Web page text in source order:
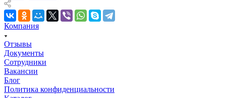
Компания
Отзывы
Документы
Сотрудники
Вакансии
Блог
Политика конфиденциальности